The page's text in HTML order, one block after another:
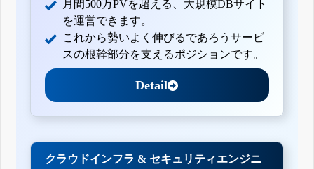
月間500万PVを超える、大規模DBサイト
を運営できます。
これから勢いよく伸びるであろうサービ
スの根幹部分を支えるポジションです。
Detail
クラウドインフラ & セキュリティエンジニ